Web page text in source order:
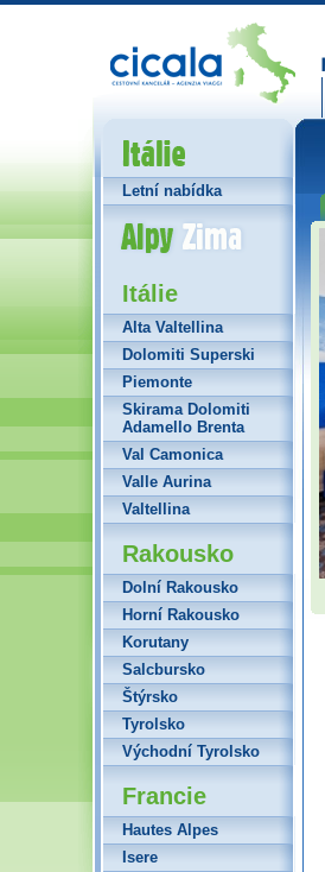
Itálie
Letní nabídka
Alpy Zima
Itálie
Alta Valtellina
Dolomiti Superski
Piemonte
Skirama Dolomiti
Adamello Brenta
Val Camonica
Valle Aurina
Valtellina
Rakousko
Dolní Rakousko
Horní Rakousko
Korutany
Salcbursko
Štýrsko
Tyrolsko
Východní Tyrolsko
Francie
Hautes Alpes
Isere